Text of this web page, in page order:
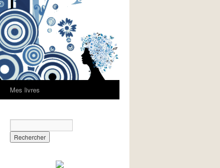
Mes livres